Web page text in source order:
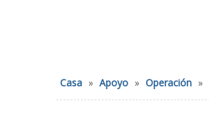
Casa » Apoyo » Operación »